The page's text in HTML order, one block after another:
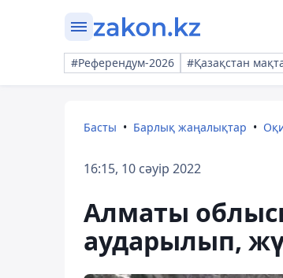
#Референдум-2026 #Қазақстан
Басты Барлық жаңалықтар
16:15, 10 сәуір 2022
Алматы
аударылып,